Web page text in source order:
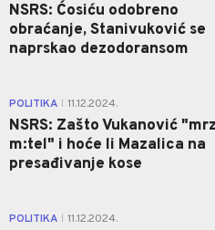
NSRS: Ćosiću odobreno
obraćanje, Stanivuković se
naprskao dezodoransom
POLITIKA 11.12.2024.
NSRS: Zašto Vukanović
m:tel" i hoće li Mazalica na
presađivanje kose
POLITIKA 11.12.2024.